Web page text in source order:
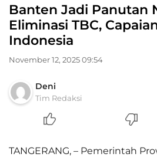
Banten Jadi Panutan
Eliminasi TBC,
Indonesia
November 12, 2025 09:54
Deni
Tim Redaksi
TANGERANG, – Pemerintah